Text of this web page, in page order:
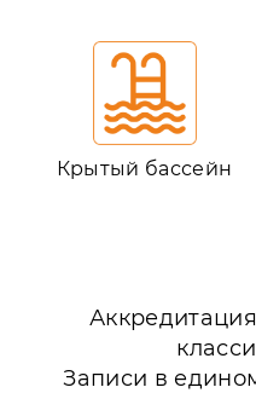
Крытый бассейн
Записи в